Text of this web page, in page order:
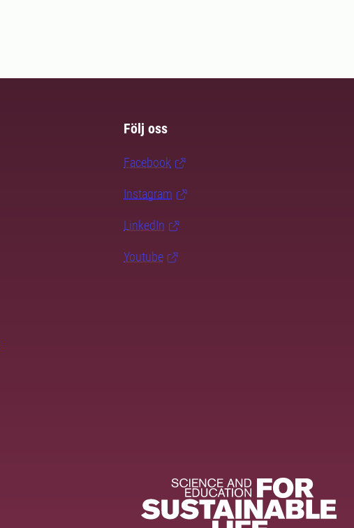
Följ oss
Facebook
Instagram
LinkedIn
Youtube